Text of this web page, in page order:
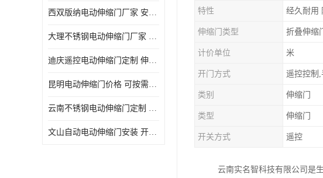
西双版纳电动伸缩门厂家 安全性高
大理不锈钢电动伸缩门厂家 适合狭窄通道
迪庆遥控电动伸缩门定制 伸缩结构设计
昆明电动伸缩门价格 可按需定制
云南不锈钢电动伸缩门定制 自动化操作
文山自动电动伸缩门安装 开启后占用空间小
特性 经久耐用
伸缩门类型 折叠伸缩门
计价单位 米
开门方式 遥控控制,
类别 伸缩门
类型 伸缩门
开关方式 遥控
云南实名智科技有限公司是